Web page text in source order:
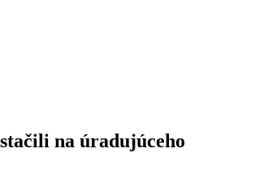
na úradujúceho